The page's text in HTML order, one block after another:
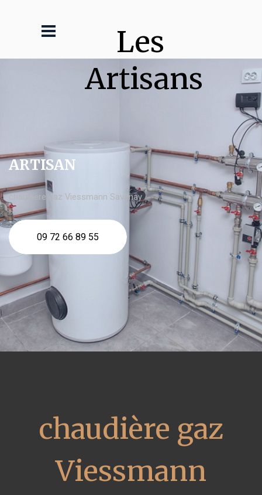
Les
Artisans
ARTISAN
chaudière gaz Viessmann Savenay
09 72 66 89 55
chaudière gaz
Viessmann